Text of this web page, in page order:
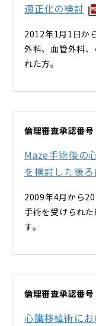
適正化の検討
2012年1月1日か
外科、血管外科
れた方。
倫理審査承認番
Maze手術後の
を検討した後
2009年4月から
手術を受けられ
す。
倫理審査承認番
心臓移植術に